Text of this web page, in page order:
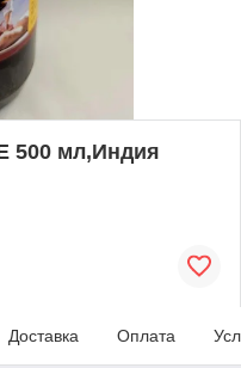
500 мл,Индия
Доставка Оплата